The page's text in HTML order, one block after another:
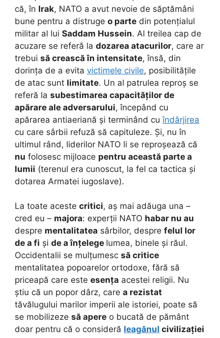
că, în Irak, NATO a avut nevoie de săptămâni
bune pentru a distruge o parte din potențialul
militar al lui Saddam Hussein. Al treilea cap de
acuzare se referă la dozarea atacurilor, care ar
trebui să crească în intensitate, însă, din
dorința de a evita victimele civile, posibilitățile
de atac sunt limitate. Un al patrulea reproș se
referă la subestimarea capacităților de
apărare ale adversarului, începând cu
apărarea antiaeriană și terminând cuîndârjirea
cu care sârbii refuză să capituleze. Și, nu în
ultimul rând, liderilor NATO li se reproșează că
nu folosesc mijloace pentru această parte a
lumii (terenul era cunoscut, la fel ca tactica și
dotarea Armatei iugoslave).
La toate aceste critici, aș mai adăuga una –
cred eu – majora: experții NATO habar nu au
despre mentalitatea sârbilor, despre felul lor
de a fi și de a înțelege lumea, binele și răul.
Occidentalii se mulțumesc să critice
mentalitatea popoarelor ortodoxe, fără să
priceapă care este esența acestei religii. Nu
știu că un popor dârz, care a rezistat
tăvălugului marilor imperii ale istoriei, poate să
se mobilizeze să apere o bucată de pământ
doar pentru că o consideră leagănul civilizației